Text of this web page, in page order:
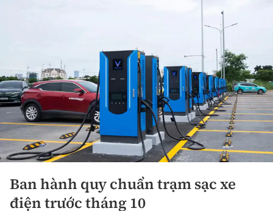
Ban hành quy chuẩn trạm sạc xe
điện trước tháng 10